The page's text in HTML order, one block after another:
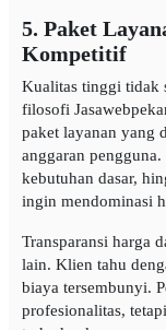
5. Paket
Kompetitif
Kualitas tinggi tidak
filosofi
paket layanan yang
anggaran
kebutuhan dasar,
ingin mendominasi
Transparansi harga
lain. Klien tahu
biaya tersembunyi.
profesionalitas,